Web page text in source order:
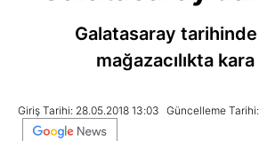
Galatasaray
mağazacılıkta
Giriş Tarihi: 28.05.2018 13:03 Güncelleme